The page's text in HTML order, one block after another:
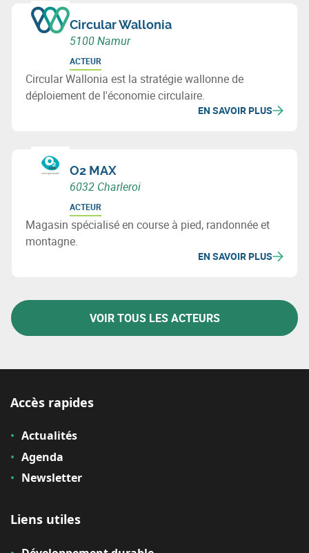
Circular Wallonia
5100 Namur
ACTEUR
Circular Wallonia est la stratégie wallonne de
déploiement de l'économie circulaire.
EN SAVOIR PLUS
O2 MAX
6032 Charleroi
ACTEUR
Magasin spécialisé en course à pied, randonnée et
montagne.
EN SAVOIR PLUS
VOIR TOUS LES ACTEURS
Accès rapides
Actualités
Agenda
Newsletter
Liens utiles